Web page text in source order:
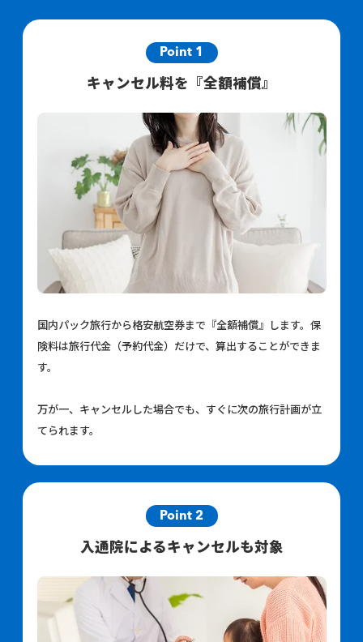
Point 1
キャンセル料を『全額補償』
国内パック旅行から格安航空券まで『全額補償』します。保
険料は旅行代金（予約代金）だけで、算出することができま
す。
万が一、キャンセルした場合でも、すぐに次の旅行計画が立
てられます。
Point 2
入通院によるキャンセルも対象